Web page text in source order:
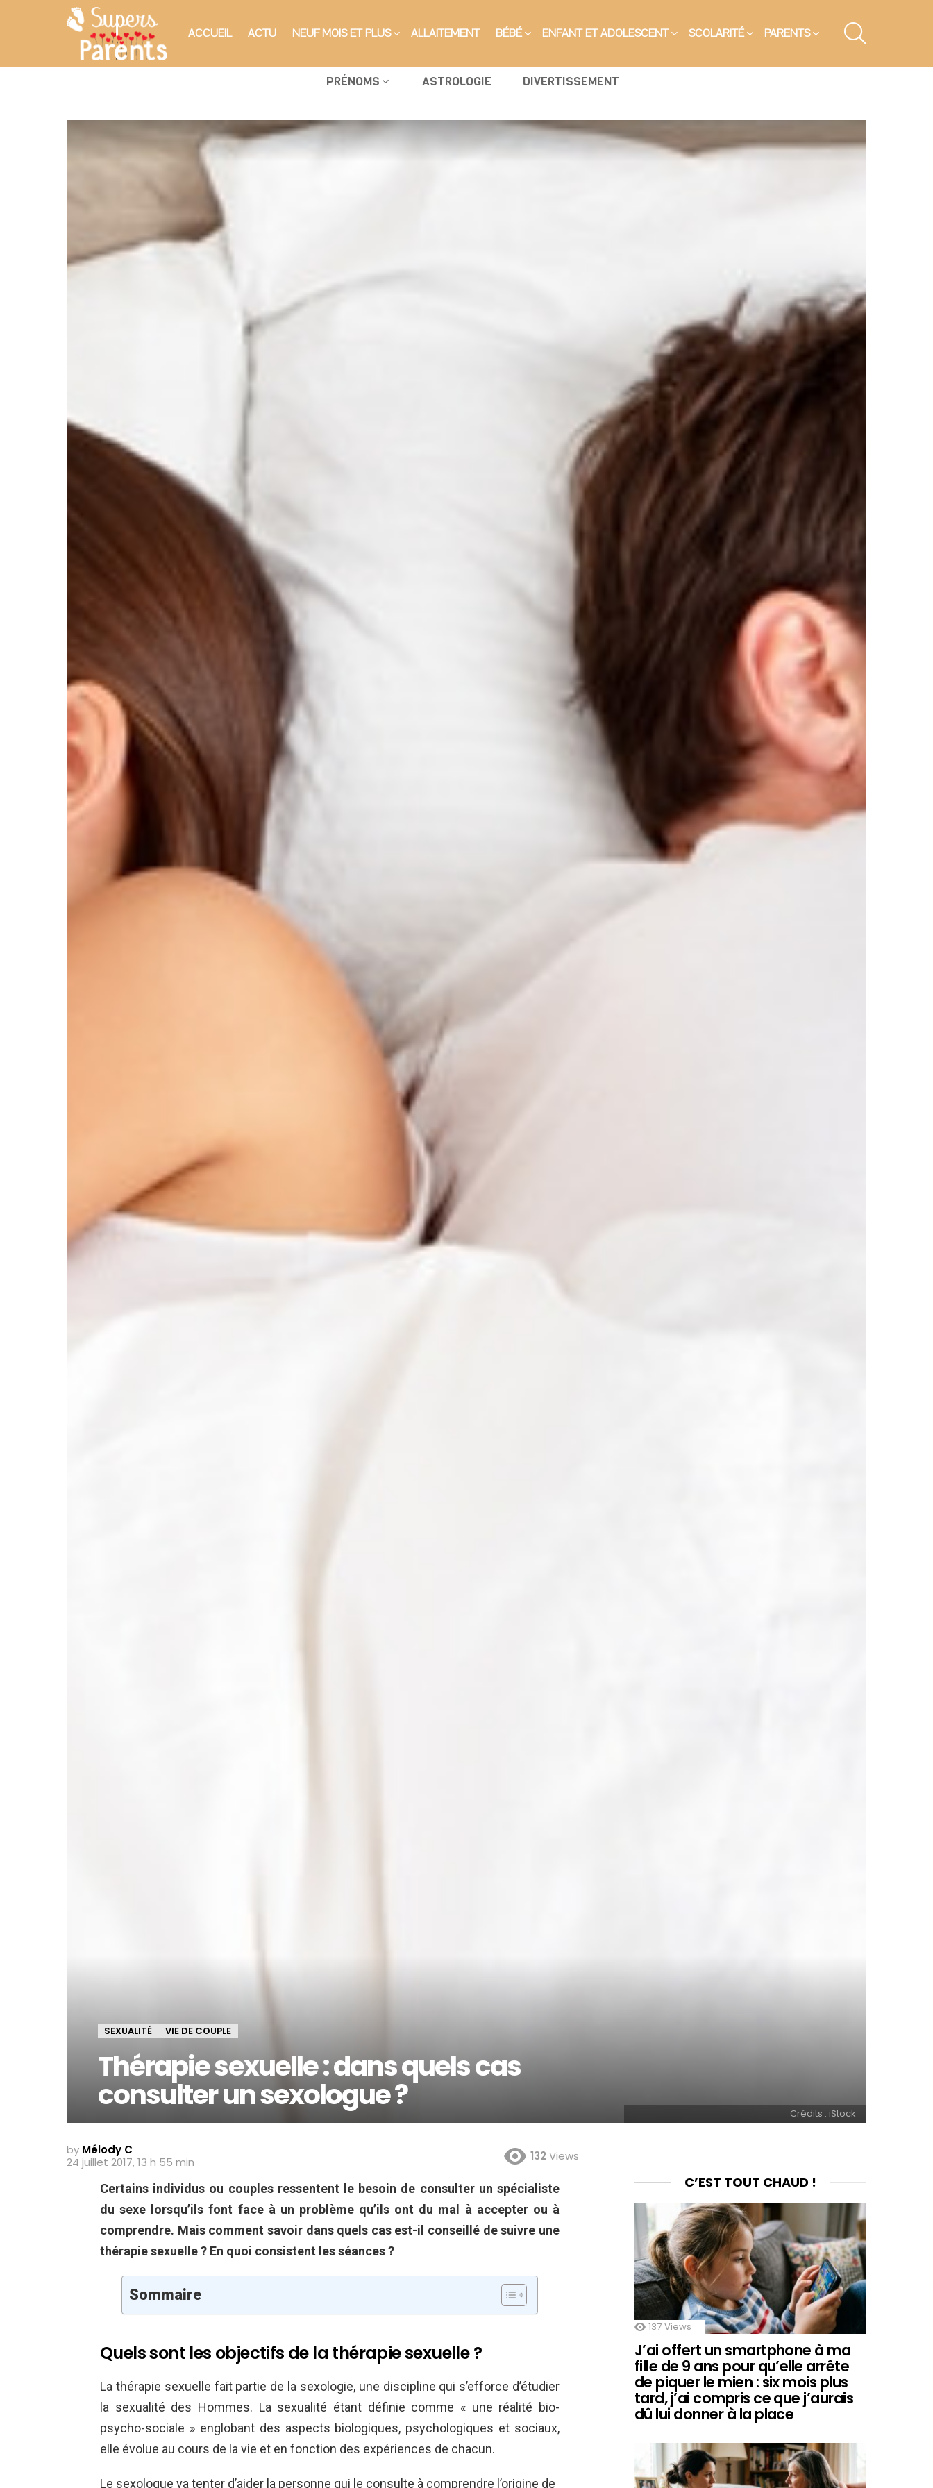
ACCUEIL ACTU NEUF MOIS ET PLUS ALLAITEMENT BÉBÉ ENFANT ET ADOLESCENT SCOLARITÉ PARENTS
PRÉNOMS ASTROLOGIE DIVERTISSEMENT
SEXUALITÉ VIE DE COUPLE
Thérapie sexuelle : dans quels cas
consulter un sexologue ?
Crédits : iStock
by Mélody C
24 juillet 2017, 13 h 55 min
132 Views
Certains individus ou couples ressentent le besoin de consulter un spécialiste
du sexe lorsqu’ils font face à un problème qu’ils ont du mal à accepter ou à
comprendre. Mais comment savoir dans quels cas est-il conseillé de suivre une
thérapie sexuelle ? En quoi consistent les séances ?
Sommaire
Quels sont les objectifs de la thérapie sexuelle ?
La thérapie sexuelle fait partie de la sexologie, une discipline qui s’efforce d’étudier
la sexualité des Hommes. La sexualité étant définie comme « une réalité bio-
psycho-sociale » englobant des aspects biologiques, psychologiques et sociaux,
elle évolue au cours de la vie et en fonction des expériences de chacun.
Le sexologue va tenter d’aider la personne qui le consulte à comprendre l’origine de
C’EST TOUT CHAUD !
137 Views
J’ai offert un smartphone à ma
fille de 9 ans pour qu’elle arrête
de piquer le mien : six mois plus
tard, j’ai compris ce que j’aurais
dû lui donner à la place